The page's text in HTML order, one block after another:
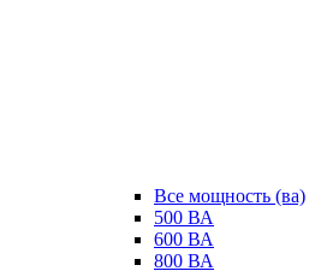
Все мощность (ва)
500 ВА
600 ВА
800 ВА